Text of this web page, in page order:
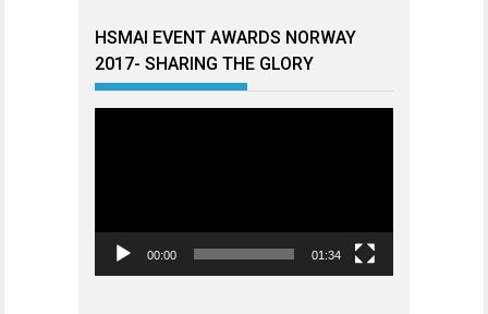
HSMAI EVENT AWARDS NORWAY
2017- SHARING THE GLORY
00:00 01:34